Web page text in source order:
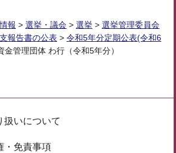
報 > 選挙・議会 > 選挙 > 選挙管理委員会
報告書の公表 > 令和5年分定期公表(令和6
金管理団体 わ行（令和5年分）
扱いについて
・免責事項